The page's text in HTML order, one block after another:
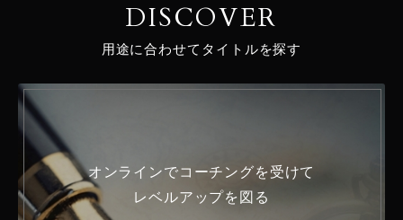
DISCOVER
用途に合わせてタイトルを探す
オンラインでコーチングを受けて
レベルアップを図る